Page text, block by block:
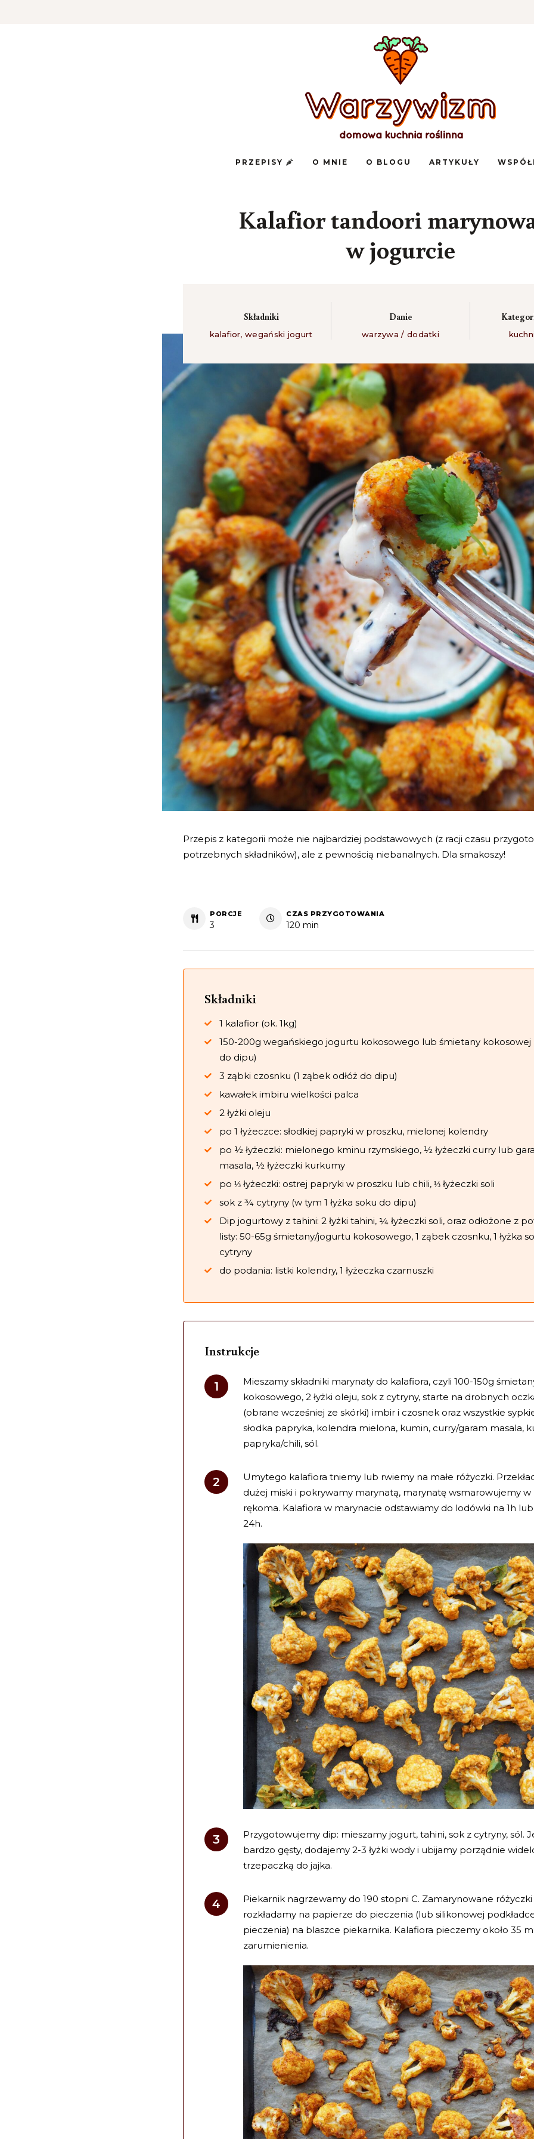
Warzywizm
kuchnia
roślinna
PRZEPISY O MNIE O BLOGU ARTYKUŁY
Kalafior tandoori
w jogurcie
Składniki
kalafior,wegański jogurt
Danie
warzywa / dodatki
Przepis z kategorii może nie najbardziej podstawowych (z racji czasu
potrzebnych składników), ale z pewnością niebanalnych. Dla smakoszy!
PORCJE
3
CZAS PRZYGOTOWANIA
120 min
Składniki
1 kalafior (ok. 1kg)
150-200g wegańskiego jogurtu kokosowego lub śmietany kokosowej
do dipu)
3 ząbki czosnku (1 ząbek odłóż do dipu)
kawałek imbiru wielkości palca
2 łyżki oleju
po 1 łyżeczce: słodkiej papryki w proszku, mielonej kolendry
po ½ łyżeczki: mielonego kminu rzymskiego, ½ łyżeczki curry lub
masala, ½ łyżeczki kurkumy
po ⅓ łyżeczki: ostrej papryki w proszku lub chili, ⅓ łyżeczki soli
sok z ¾ cytryny (w tym 1 łyżka soku do dipu)
Dip jogurtowy z tahini: 2 łyżki tahini, ¼ łyżeczki soli, oraz odłożone z
listy: 50-65g śmietany/jogurtu kokosowego, 1 ząbek czosnku, 1 łyżka
cytryny
do podania: listki kolendry, 1 łyżeczka czarnuszki
Instrukcje
Mieszamy składniki marynaty do kalafiora, czyli 100-150g
kokosowego, 2 łyżki oleju, sok z cytryny, starte na drobnych
(obrane wcześniej ze skórki) imbir i czosnek oraz wszystkie
słodka papryka, kolendra mielona, kumin, curry/garam masala,
papryka/chili, sól.
Umytego kalafiora tniemy lub rwiemy na małe różyczki.
dużej miski i pokrywamy marynatą, marynatę wsmarowujemy w
rękoma. Kalafiora w marynacie odstawiamy do lodówki na 1h lub
24h.
Przygotowujemy dip: mieszamy jogurt, tahini, sok z cytryny, sól.
bardzo gęsty, dodajemy 2-3 łyżki wody i ubijamy porządnie
trzepaczką do jajka.
Piekarnik nagrzewamy do 190 stopni C. Zamarynowane
rozkładamy na papierze do pieczenia (lub silikonowej
pieczenia) na blaszce piekarnika. Kalafiora pieczemy około 35
zarumienienia.